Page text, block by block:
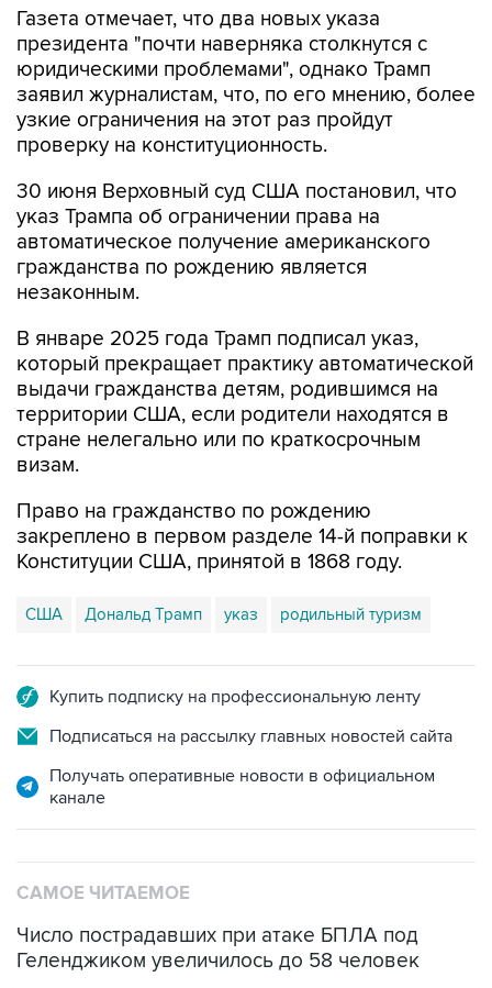
юридическими проблемами", однако Трамп
заявил журналистам, что, по его мнению, более
узкие ограничения на этот раз пройдут
проверку на конституционность.
30 июня Верховный суд США постановил, что
автоматическое получение американского
гражданства по рождению является
незаконным.
В январе 2025 года Трамп подписал указ,
выдачи гражданства детям, родившимся на
территории США, если родители находятся в
стране нелегально или по краткосрочным
визам.
Право на гражданство по рождению
Конституции США, принятой в 1868 году.
США Дональд Трамп указ родильный туризм
Подписаться на рассылку главных новостей сайта
Получать оперативные новости в официальном
Число пострадавших при атаке БПЛА под
Путин сообщил о решении сосредоточить в